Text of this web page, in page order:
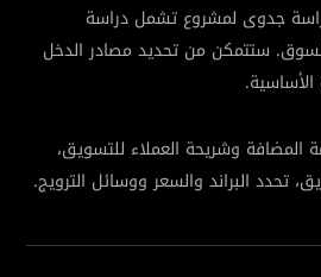
جدوى لمشروع تشمل دراسة
ستتمكن من تحديد مصادر الدخل
المضافة وشريحة العملاء للتسويق،
تحدد البراند والسعر ووسائل الترويج.